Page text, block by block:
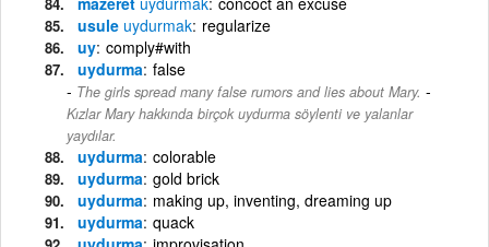
usule uydurmak regularize
uy comply#with
uydurma false
The girls spread many false rumors and lies about Mary. -
Kızlar Mary hakkında birçok uydurma söylenti ve yalanlar
yaydılar.
uydurma colorable
uydurma gold brick
uydurma making up, inventing, dreaming up
uydurma quack